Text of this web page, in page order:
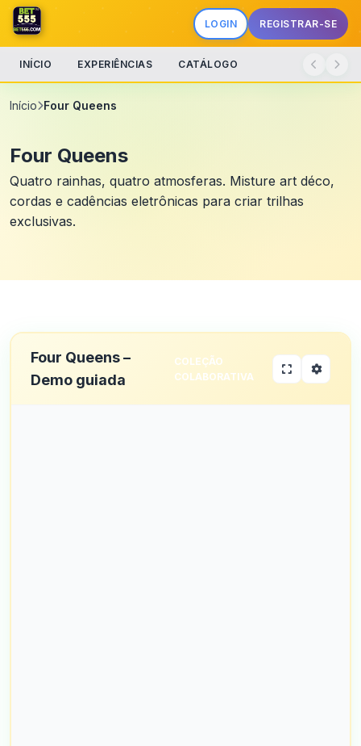
LOGIN REGISTRAR-SE
INÍCIO EXPERIÊNCIAS CATÁLOGO
Início Four Queens
Four Queens
Quatro rainhas, quatro atmosferas. Misture art déco,
cordas e cadências eletrônicas para criar trilhas
exclusivas.
Four Queens –
Demo guiada
COLEÇÃO
COLABORATIVA